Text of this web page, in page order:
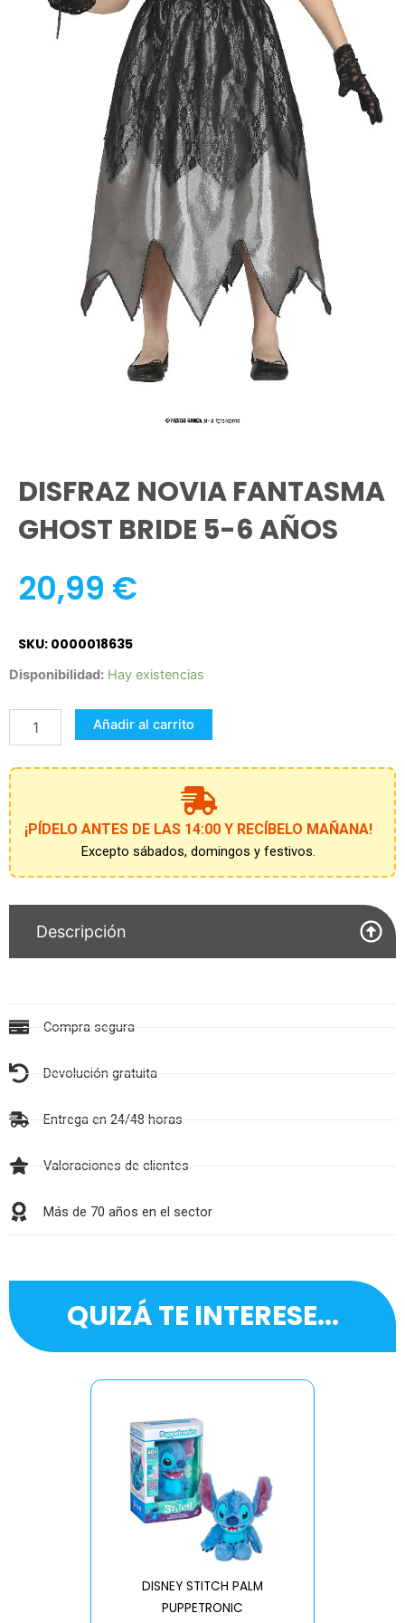
DISFRAZ NOVIA FANTASMA
GHOST BRIDE 5-6 AÑOS
20,99 €
SKU: 0000018635
Disponibilidad: Hay existencias
DISFRAZ
FANTASMA
GHOST
BRIDE
6
AÑOS
cantidad
Añadir al carrito
¡PÍDELO ANTES DE LAS 14:00 Y RECÍBELO MAÑANA!
Excepto sábados, domingos y festivos.
Descripción
Compra segura
Devolución gratuita
Entrega en 24/48 horas
Valoraciones de clientes
Más de 70 años en el sector
QUIZÁ TE INTERESE...
DISNEY STITCH PALM
PUPPETRONIC